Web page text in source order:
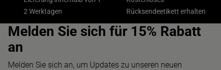
2 Werktagen
Rücksendeetikett erhalten
Melden Sie sich für 15% Rabatt
an
Melden Sie sich an, um Updates zu unseren neuen